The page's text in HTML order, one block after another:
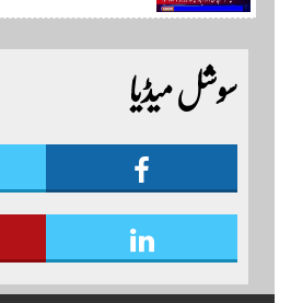
اور جشن بہاراں کی
کے زیر اہتمام منعقدہ کیا
مزید اپڈیٹس دیکھنے کےسوشل میڈیا